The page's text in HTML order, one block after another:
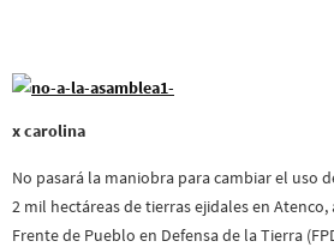
x carolina
No pasará la maniobra para cambiar el uso
2 mil hectáreas de tierras ejidales en
Frente de Pueblo en Defensa de la Tierra